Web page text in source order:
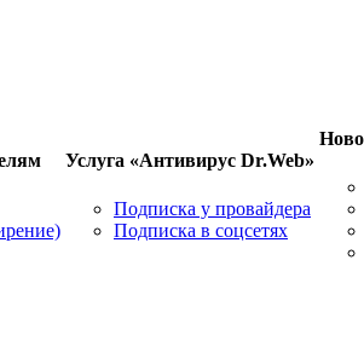
Услуга «Антивирус Dr.Web»
Подписка у провайдера
Подписка в соцсетях